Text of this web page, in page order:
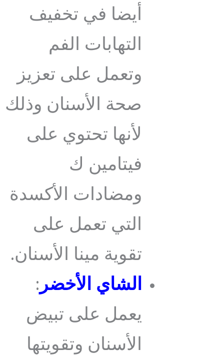
أيضا في تخفيف
التهابات الفم
وتعمل على تعزيز
صحة الأسنان وذلك
لأنها تحتوي على
فيتامين ك
ومضادات الأكسدة
التي تعمل على
تقوية مينا الأسنان.
الشاي الأخضر :
يعمل على تبيض
الأسنان وتقويتها